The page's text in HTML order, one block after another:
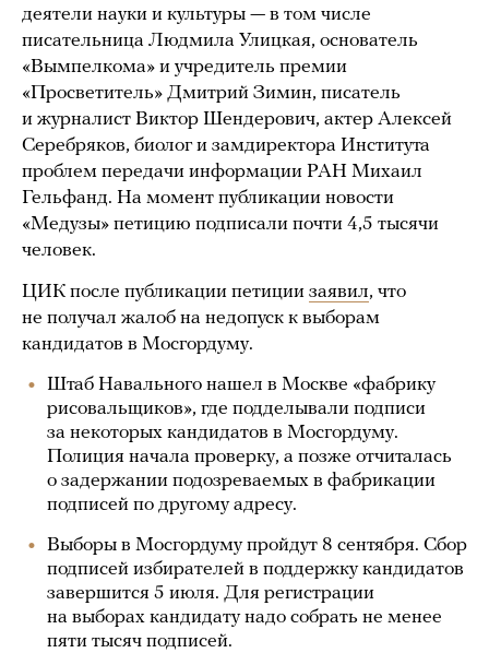
деятели науки и культуры — в том числе
писательница Людмила Улицкая, основатель
«Вымпелкома» и учредитель премии
«Просветитель» Дмитрий Зимин, писатель
и журналист Виктор Шендерович, актер Алексей
Серебряков, биолог и замдиректора Института
проблем передачи информации РАН Михаил
Гельфанд. На момент публикации новости
«Медузы» петицию подписали почти 4,5 тысячи
человек.
ЦИК после публикации петиции заявил, что
не получал жалоб на недопуск к выборам
кандидатов в Мосгордуму.
Штаб Навального нашел в Москве «фабрику
рисовальщиков», где подделывали подписи
за некоторых кандидатов в Мосгордуму.
Полиция начала проверку, а позже отчиталась
о задержании подозреваемых в фабрикации
подписей по другому адресу.
Выборы в Мосгордуму пройдут 8 сентября. Сбор
подписей избирателей в поддержку кандидатов
завершится 5 июля. Для регистрации
на выборах кандидату надо собрать не менее
пяти тысяч подписей.